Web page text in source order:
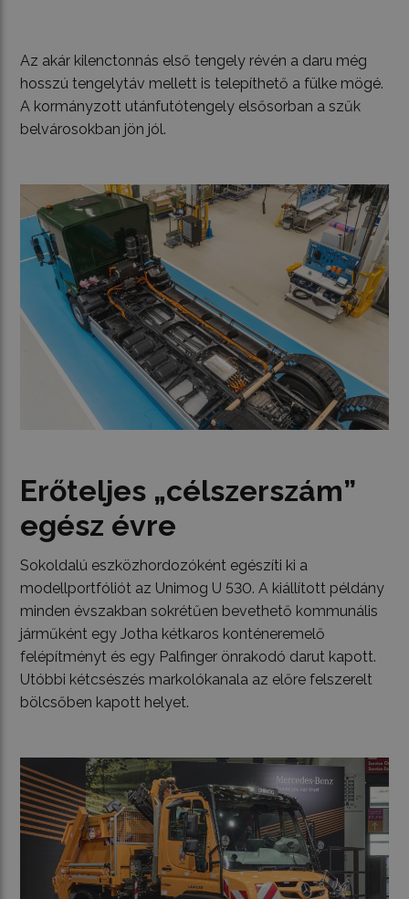
Az akár kilenctonnás első tengely révén a daru még
hosszú tengelytáv mellett is telepíthető a fülke mögé.
A kormányzott utánfutótengely elsősorban a szűk
belvárosokban jön jól.
Erőteljes „célszerszám”
egész évre
Sokoldalú eszközhordozóként egészíti ki a
modellportfóliót az Unimog U 530. A kiállított példány
minden évszakban sokrétűen bevethető kommunális
járműként egy Jotha kétkaros konténeremelő
felépítményt és egy Palfinger önrakodó darut kapott.
Utóbbi kétcsészés markolókanala az előre felszerelt
bölcsőben kapott helyet.